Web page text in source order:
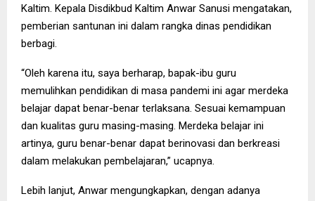
Kaltim. Kepala Disdikbud Kaltim Anwar Sanusi mengatakan,
pemberian santunan ini dalam rangka dinas pendidikan
berbagi.
“Oleh karena itu, saya berharap, bapak-ibu guru
memulihkan pendidikan di masa pandemi ini agar merdeka
belajar dapat benar-benar terlaksana. Sesuai kemampuan
dan kualitas guru masing-masing. Merdeka belajar ini
artinya, guru benar-benar dapat berinovasi dan berkreasi
dalam melakukan pembelajaran,” ucapnya.
Lebih lanjut, Anwar mengungkapkan, dengan adanya